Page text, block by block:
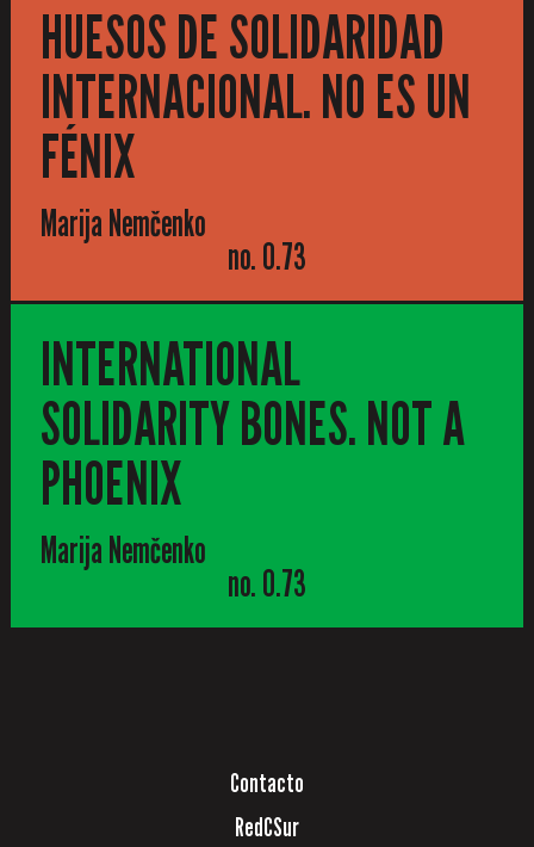
HUESOS DE SOLIDARIDAD
INTERNACIONAL. NO ES UN
FÉNIX
Marija Nemčenko
no. 0.73
INTERNATIONAL
SOLIDARITY BONES. NOT A
PHOENIX
Marija Nemčenko
no. 0.73
Contacto
RedCSur